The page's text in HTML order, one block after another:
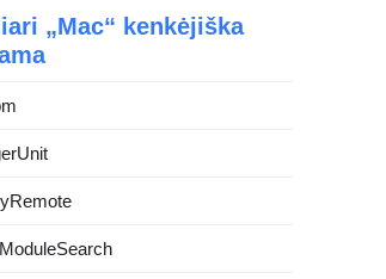
„Mac“ kenkėjiška